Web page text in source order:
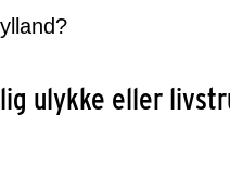
ulykke eller